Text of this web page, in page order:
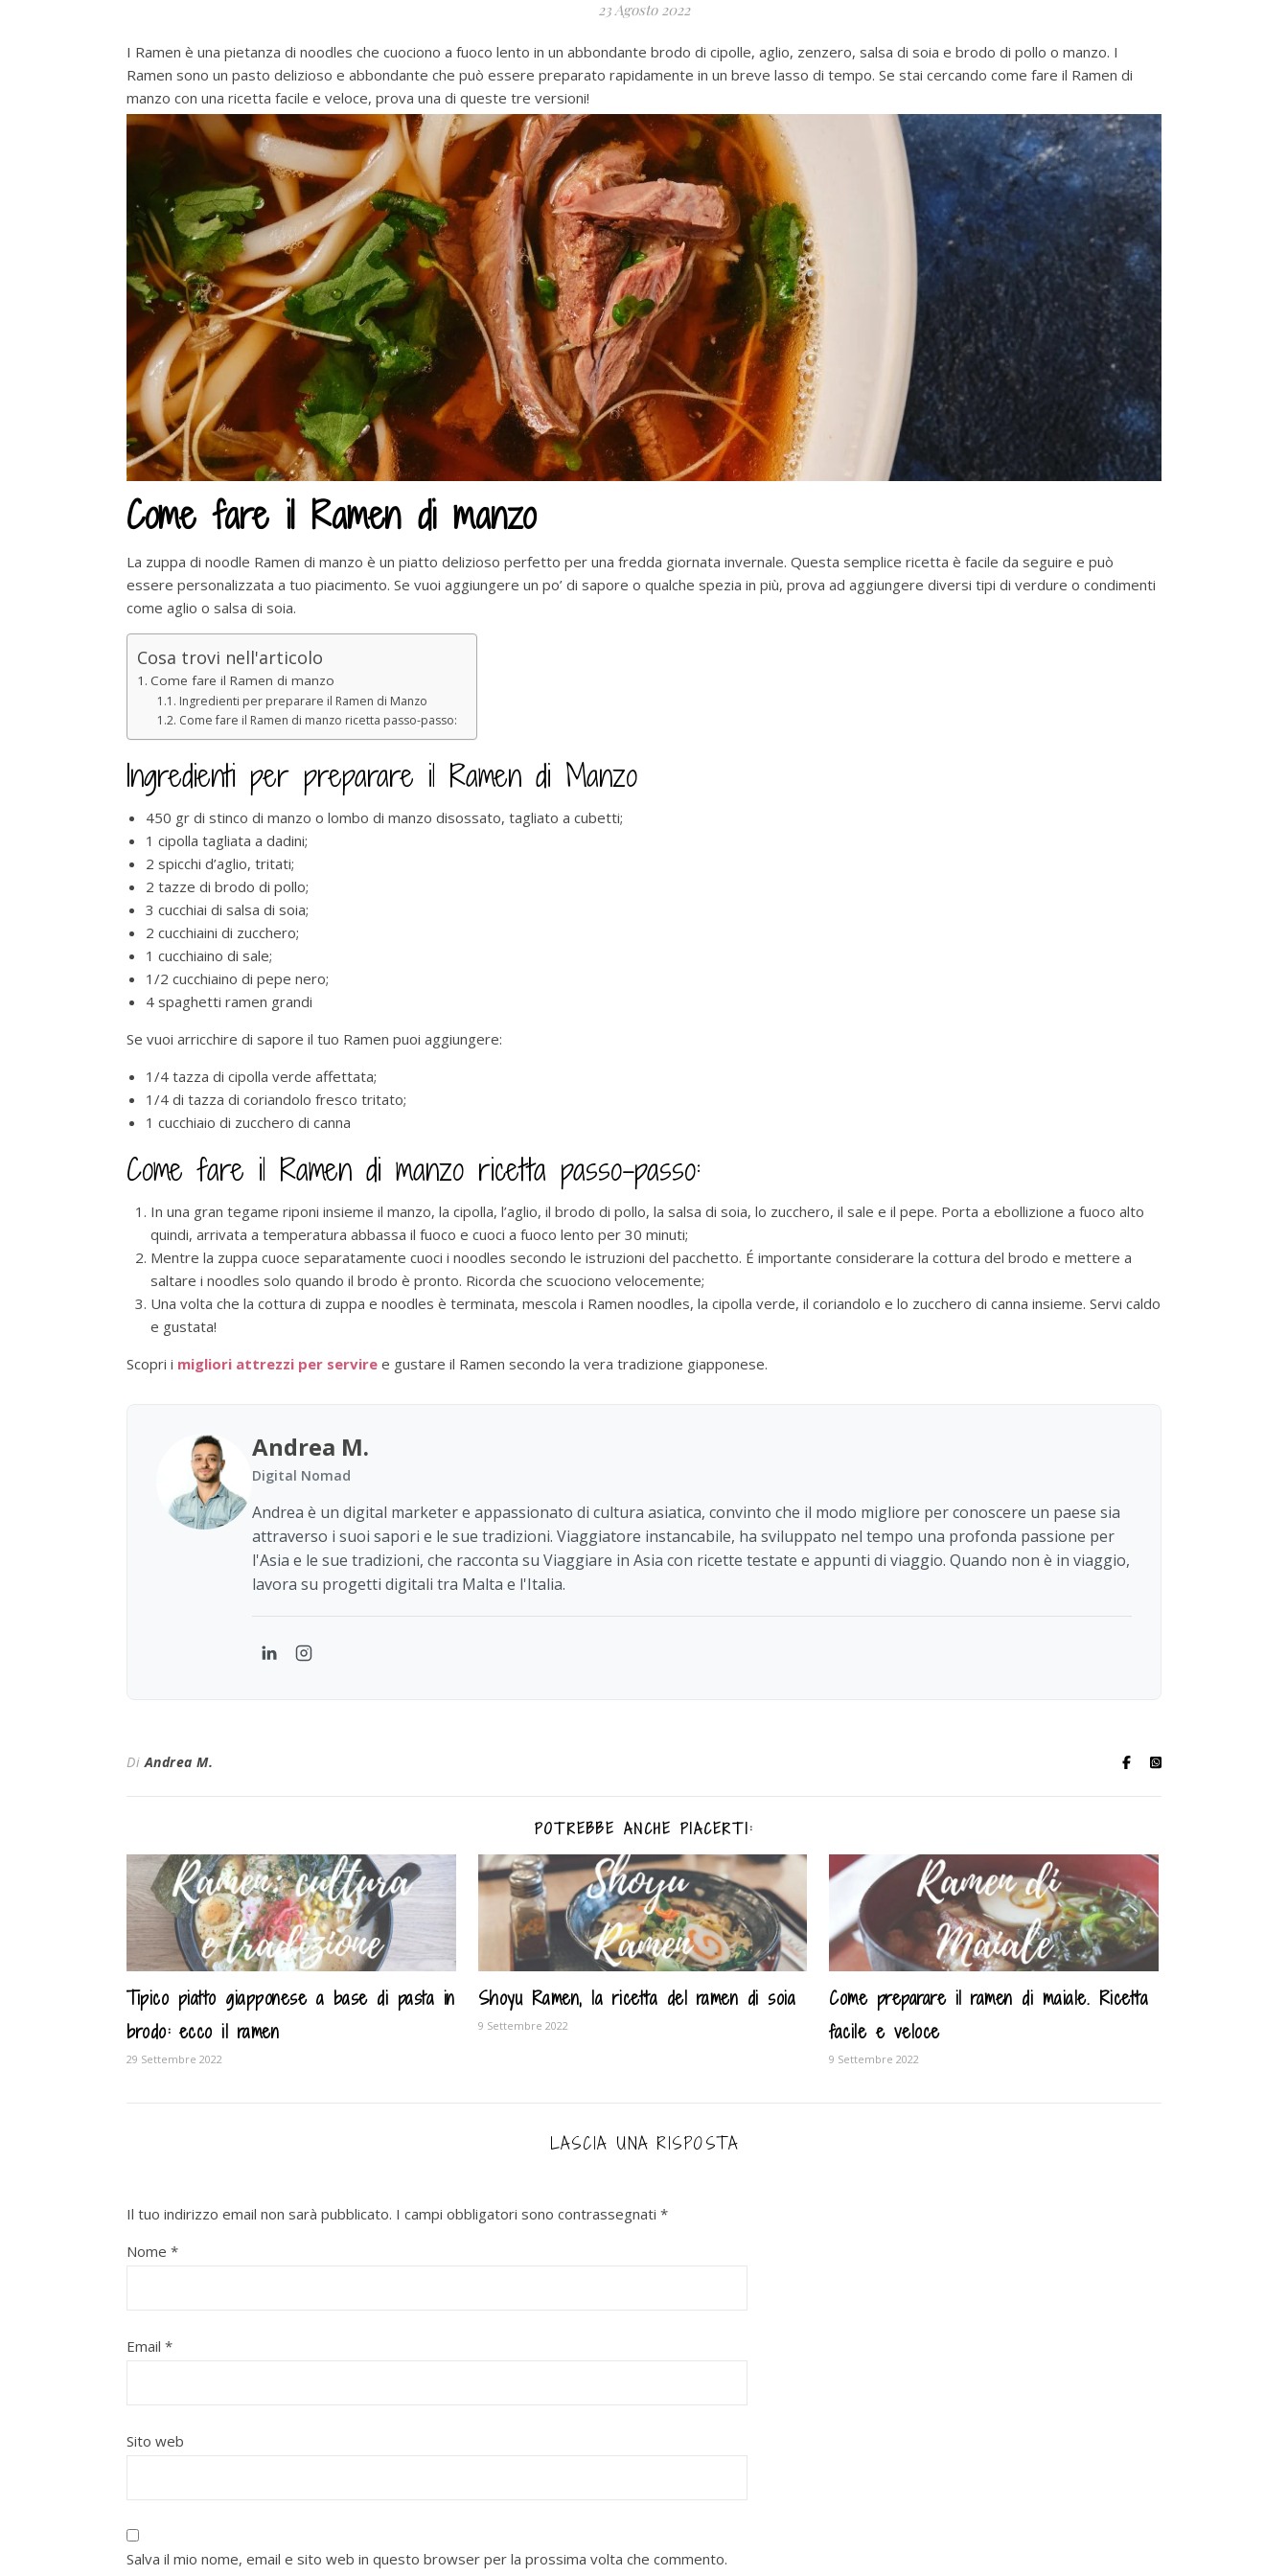
23 Agosto 2022
I Ramen è una pietanza di noodles che cuociono a fuoco lento in un abbondante brodo di cipolle, aglio, zenzero, salsa di soia e brodo di pollo o manzo. I
Ramen sono un pasto delizioso e abbondante che può essere preparato rapidamente in un breve lasso di tempo. Se stai cercando come fare il Ramen di
manzo con una ricetta facile e veloce, prova una di queste tre versioni!
Come fare il Ramen di manzo
La zuppa di noodle Ramen di manzo è un piatto delizioso perfetto per una fredda giornata invernale. Questa semplice ricetta è facile da seguire e può
essere personalizzata a tuo piacimento. Se vuoi aggiungere un po’ di sapore o qualche spezia in più, prova ad aggiungere diversi tipi di verdure o condimenti
come aglio o salsa di soia.
Cosa trovi nell'articolo
Come fare il Ramen di manzo
Ingredienti per preparare il Ramen di Manzo
Come fare il Ramen di manzo ricetta passo-passo:
Ingredienti per preparare il Ramen di Manzo
450 gr di stinco di manzo o lombo di manzo disossato, tagliato a cubetti;
1 cipolla tagliata a dadini;
2 spicchi d’aglio, tritati;
2 tazze di brodo di pollo;
3 cucchiai di salsa di soia;
2 cucchiaini di zucchero;
1 cucchiaino di sale;
1/2 cucchiaino di pepe nero;
4 spaghetti ramen grandi
Se vuoi arricchire di sapore il tuo Ramen puoi aggiungere:
1/4 tazza di cipolla verde affettata;
1/4 di tazza di coriandolo fresco tritato;
1 cucchiaio di zucchero di canna
Come fare il Ramen di manzo ricetta passo-passo:
In una gran tegame riponi insieme il manzo, la cipolla, l’aglio, il brodo di pollo, la salsa di soia, lo zucchero, il sale e il pepe. Porta a ebollizione a fuoco alto
quindi, arrivata a temperatura abbassa il fuoco e cuoci a fuoco lento per 30 minuti;
Mentre la zuppa cuoce separatamente cuoci i noodles secondo le istruzioni del pacchetto. É importante considerare la cottura del brodo e mettere a
saltare i noodles solo quando il brodo è pronto. Ricorda che scuociono velocemente;
Una volta che la cottura di zuppa e noodles è terminata, mescola i Ramen noodles, la cipolla verde, il coriandolo e lo zucchero di canna insieme. Servi caldo
e gustata!
Scopri i migliori attrezzi per servire e gustare il Ramen secondo la vera tradizione giapponese.
Andrea M.
Digital Nomad
Andrea è un digital marketer e appassionato di cultura asiatica, convinto che il modo migliore per conoscere un paese sia
attraverso i suoi sapori e le sue tradizioni. Viaggiatore instancabile, ha sviluppato nel tempo una profonda passione per
l'Asia e le sue tradizioni, che racconta su Viaggiare in Asia con ricette testate e appunti di viaggio. Quando non è in viaggio,
lavora su progetti digitali tra Malta e l'Italia.
LinkedInInstagram
DiAndrea M.
POTREBBE ANCHE PIACERTI:
Tipico piatto giapponese a base di pasta in
brodo: ecco il ramen
29 Settembre 2022
Shoyu Ramen, la ricetta del ramen di soia
9 Settembre 2022
Come preparare il ramen di maiale. Ricetta
facile e veloce
9 Settembre 2022
LASCIA UNA RISPOSTA
Il tuo indirizzo email non sarà pubblicato. I campi obbligatori sono contrassegnati *
Nome *
Email *
Sito web
Salva il mio nome, email e sito web in questo browser per la prossima volta che commento.